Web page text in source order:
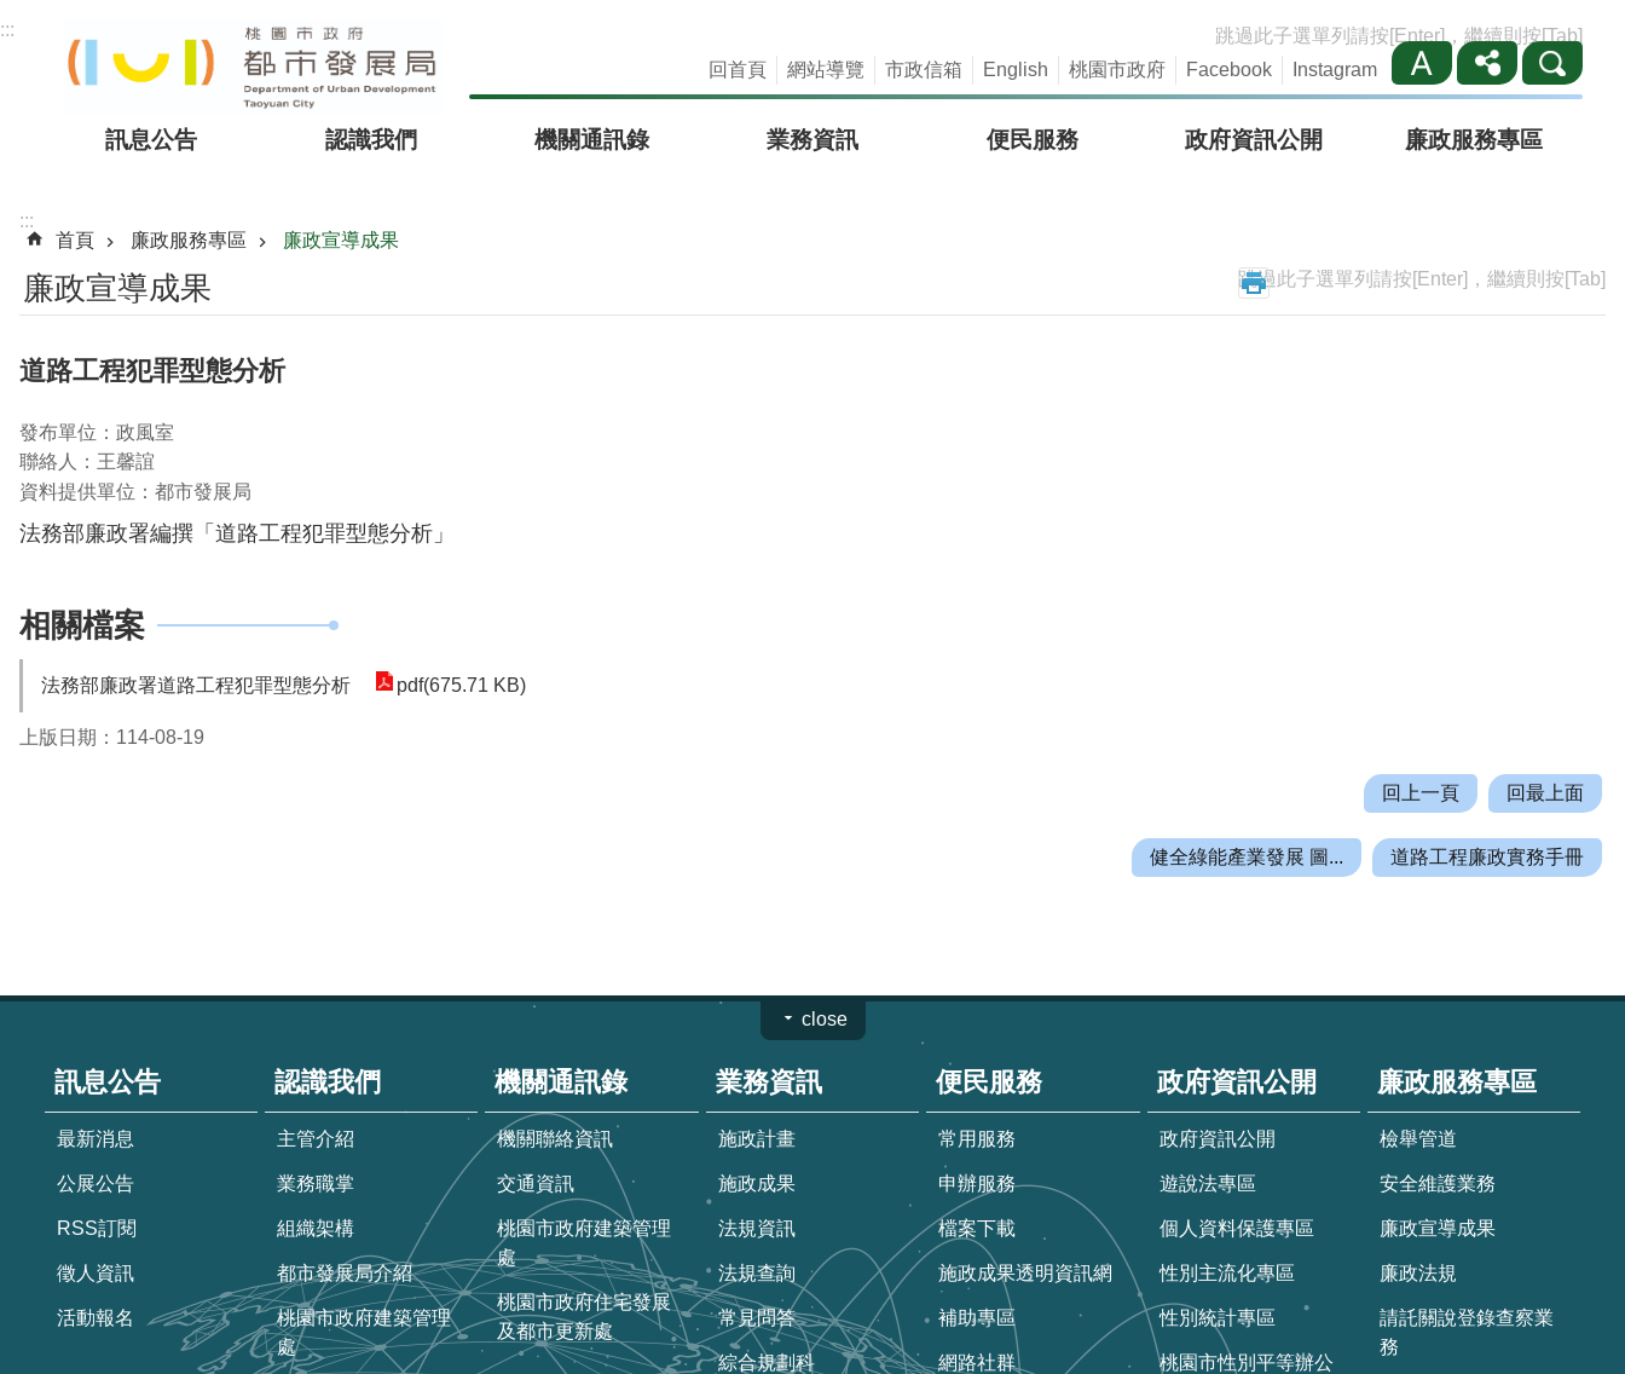
跳到主要內容區塊
:::
跳過此子選單列請按[Enter]，繼續則按[Tab]
回首頁
網站導覽 市政信箱 English 桃園市政府 Facebook Instagram
訊息公告 認識我們 機關通訊錄 業務資訊 便民服務 政府資訊公開 廉政服務專區
:::
首頁
廉政服務專區 廉政宣導成果
廉政宣導成果 跳過此子選單列請按[Enter]，繼續則按[Tab]
道路工程犯罪型態分析
發布單位：政風室
聯絡人：王馨誼
資料提供單位：都市發展局
法務部廉政署編撰「道路工程犯罪型態分析」
相關檔案
法務部廉政署道路工程犯罪型態分析 pdf(675.71 KB)
上版日期：114-08-19
回上一頁 回最上面
健全綠能產業發展 圖... 道路工程廉政實務手冊
close
訊息公告
最新消息
公展公告
RSS訂閱
徵人資訊
活動報名
認識我們
主管介紹
業務職掌
組織架構
都市發展局介紹
桃園市政府建築管理
處
機關通訊錄
機關聯絡資訊
交通資訊
桃園市政府建築管理
處
桃園市政府住宅發展
及都市更新處
業務資訊
施政計畫
施政成果
法規資訊
法規查詢
常見問答
綜合規劃科
便民服務
常用服務
申辦服務
檔案下載
施政成果透明資訊網
補助專區
網路社群
政府資訊公開
政府資訊公開
遊說法專區
個人資料保護專區
性別主流化專區
性別統計專區
桃園市性別平等辦公
廉政服務專區
檢舉管道
安全維護業務
廉政宣導成果
廉政法規
請託關說登錄查察業
務